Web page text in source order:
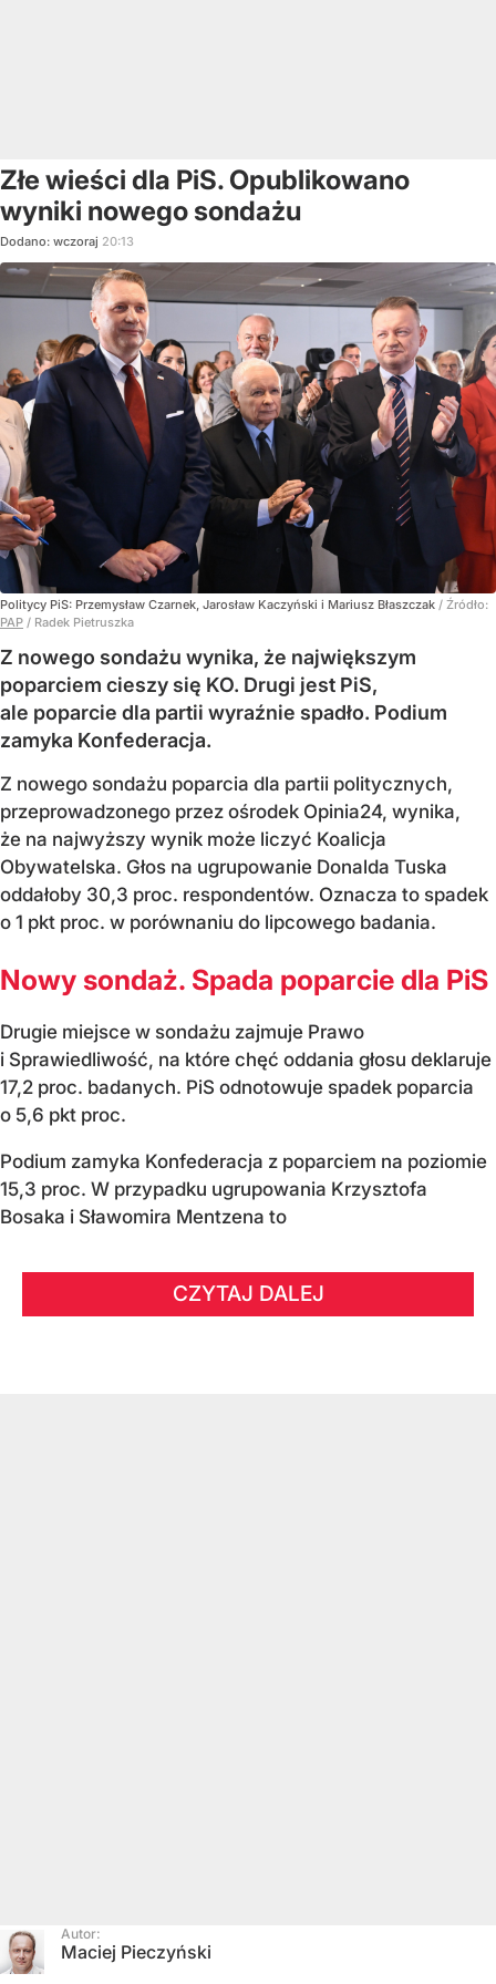
Złe wieści dla PiS. Opublikowano
wyniki nowego sondażu
Dodano: wczoraj 20:13
Politycy PiS: Przemysław Czarnek, Jarosław Kaczyński i Mariusz Błaszczak / Źródło:
PAP / Radek Pietruszka
Z nowego sondażu wynika, że największym
poparciem cieszy się KO. Drugi jest PiS,
ale poparcie dla partii wyraźnie spadło. Podium
zamyka Konfederacja.
Z nowego sondażu poparcia dla partii politycznych,
przeprowadzonego przez ośrodek Opinia24, wynika,
że na najwyższy wynik może liczyć Koalicja
Obywatelska. Głos na ugrupowanie Donalda Tuska
oddałoby 30,3 proc. respondentów. Oznacza to spadek
o 1 pkt proc. w porównaniu do lipcowego badania.
Nowy sondaż. Spada poparcie dla PiS
Drugie miejsce w sondażu zajmuje Prawo
i Sprawiedliwość, na które chęć oddania głosu deklaruje
17,2 proc. badanych. PiS odnotowuje spadek poparcia
o 5,6 pkt proc.
Podium zamyka Konfederacja z poparciem na poziomie
15,3 proc. W przypadku ugrupowania Krzysztofa
Bosaka i Sławomira Mentzena to
CZYTAJ DALEJ
Autor:
Maciej Pieczyński